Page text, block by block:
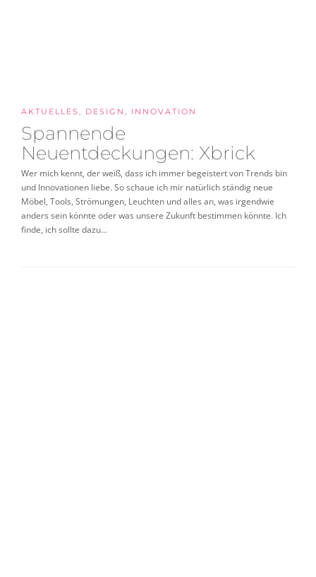
AKTUELLES, DESIGN , INNOVATION
Spannende
Neuentdeckungen: Xbrick
Wer mich kennt, der weiß, dass ich immer begeistert von Trends bin
und Innovationen liebe. So schaue ich mir natürlich ständig neue
Möbel, Tools, Strömungen, Leuchten und alles an, was irgendwie
anders sein könnte oder was unsere Zukunft bestimmen könnte. Ich
finde, ich sollte dazu...